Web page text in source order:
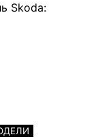
Skoda: